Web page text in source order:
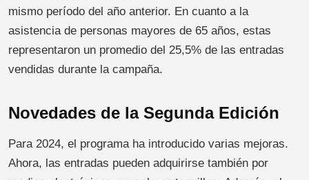
mismo período del año anterior. En cuanto a la
asistencia de personas mayores de 65 años, estas
representaron un promedio del 25,5% de las entradas
vendidas durante la campaña.
Novedades de la Segunda Edición
Para 2024, el programa ha introducido varias mejoras.
Ahora, las entradas pueden adquirirse también por